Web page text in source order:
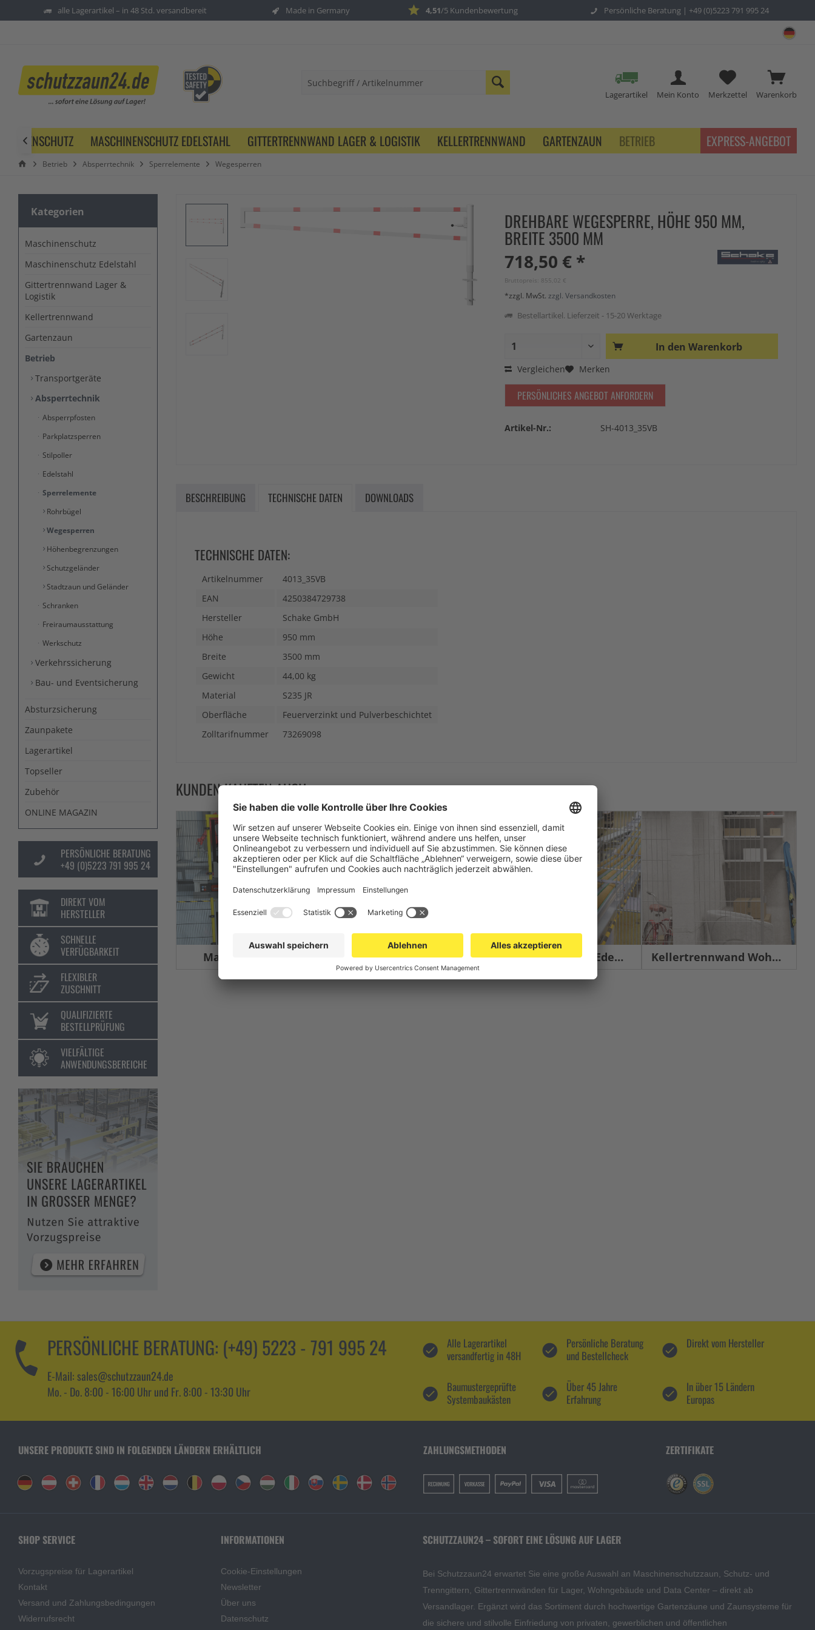
alle Lagerartikel – in 48 Std. versandbereit Made in Germany 4,51/5 Kundenbewertung Persönliche Beratung | +49 (0)5223 791 995 24
Warenkorb
Merkzettel
Mein Konto
Lagerartikel
MASCHINENSCHUTZ EDELSTAHL GITTERTRENNWAND LAGER & LOGISTIK KELLERTRENNWAND GARTENZAUN BETRIEB
 EXPRESS-ANGEBOT
Betrieb Absperrtechnik Sperrelemente Wegesperren
Kategorien
Maschinenschutz
Maschinenschutz Edelstahl
Gittertrennwand Lager &
Logistik
Kellertrennwand
Gartenzaun
Betrieb
Transportgeräte
Absperrtechnik
Absperrpfosten
Parkplatzsperren
Stilpoller
Edelstahl
Sperrelemente
Rohrbügel
Wegesperren
Höhenbegrenzungen
Schutzgeländer
Stadtzaun und Geländer
Schranken
Freiraumausstattung
Werkschutz
Verkehrssicherung
Bau- und Eventsicherung
Absturzsicherung
Zaunpakete
Lagerartikel
Topseller
Zubehör
ONLINE MAGAZIN
PERSÖNLICHE BERATUNG
+49 (0)5223 791 995 24
DIREKT VOM
HERSTELLER
SCHNELLE
VERFÜGBARKEIT
FLEXIBLER
ZUSCHNITT
QUALIFIZIERTE
BESTELLPRÜFUNG
VIELFÄLTIGE
ANWENDUNGSBEREICHE
DREHBARE WEGESPERRE, HÖHE 950 MM,
BREITE 3500 MM
718,50 € *
Bruttopreis: 855,02 €
*zzgl. MwSt. zzgl. Versandkosten
Bestellartikel. Lieferzeit - 15-20 Werktage
In den Warenkorb
Vergleichen Merken
PERSÖNLICHES ANGEBOT ANFORDERN
Artikel-Nr.: SH-4013_35VB
BESCHREIBUNG TECHNISCHE DATEN DOWNLOADS
TECHNISCHE DATEN:
Artikelnummer
4013_35VB
EAN
4250384729738
Hersteller
Schake GmbH
Höhe
950 mm
Breite
3500 mm
Gewicht
44,00 kg
Material
S235 JR
Oberfläche
Feuerverzinkt und Pulverbeschichtet
Zolltarifnummer
73269098
KUNDEN KAUFTEN AUCH
Maschinenschutz Gittertrennwand Lager & Logistik Maschinenschutz Edelstahl Kellertrennwand Wohnbau
PERSÖNLICHE BERATUNG: (+49) 5223 - 791 995 24
E-Mail: sales@schutzzaun24.de
Mo. - Do. 8:00 - 16:00 Uhr und Fr. 8:00 - 13:30 Uhr
Alle Lagerartikel
versandfertig in 48H
Persönliche Beratung
und Bestellcheck
Direkt vom Hersteller
Baumustergeprüfte
Systembaukästen
Über 45 Jahre
Erfahrung
In über 15 Ländern
Europas
UNSERE PRODUKTE SIND IN FOLGENDEN LÄNDERN ERHÄLTLICH ZAHLUNGSMETHODEN ZERTIFIKATE
SHOP SERVICE
Vorzugspreise für Lagerartikel
Kontakt
Versand und Zahlungsbedingungen
Widerrufsrecht
INFORMATIONEN
Cookie-Einstellungen
Newsletter
Über uns
Datenschutz
SCHUTZZAUN24 – SOFORT EINE LÖSUNG AUF LAGER
Bei Schutzzaun24 erwartet Sie eine große Auswahl an Maschinenschutzzaun, Schutz- und
Trenngittern, Gittertrennwänden für Lager, Wohngebäude und Data Center – direkt ab
Versandlager. Ergänzt wird das Sortiment durch hochwertige Gartenzäune und Zaunsysteme für
die sichere und stilvolle Einfriedung von privaten, gewerblichen und öffentlichen